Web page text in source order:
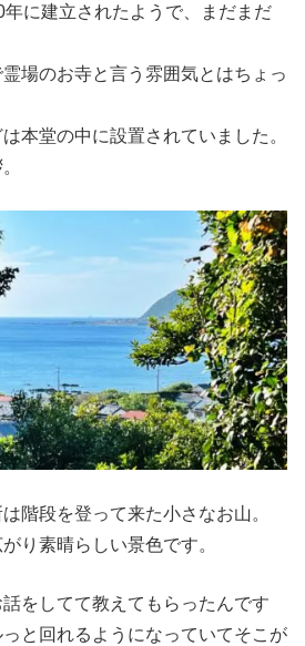
に建立されたようで、まだまだ
場のお寺と言う雰囲気とはちょっ
本堂の中に設置されていました。
階段を登って来た小さなお山。
り素晴らしい景色です。
をしてて教えてもらったんです
と回れるようになっていてそこが